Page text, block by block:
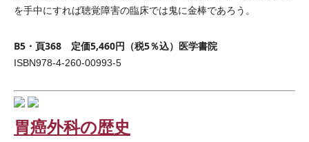
を手中にすれば聴覚障害の臨床では鬼に金棒であろう。
B5・頁368 定価5,460円（税5％込）医学書院
ISBN978-4-260-00993-5
胃癌外科の歴史